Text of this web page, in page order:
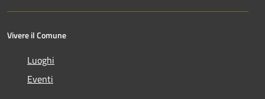
Vivere il Comune
Luoghi
Eventi